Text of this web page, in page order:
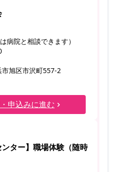
病院と相談できます）
旭区市沢町557-2
申込みに進む
ンター】職場体験（随時